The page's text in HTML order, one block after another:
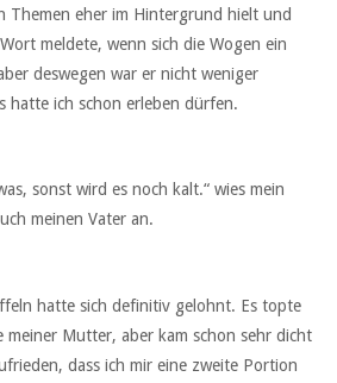
Themen eher im Hintergrund hielt und
meldete, wenn sich die Wogen ein
deswegen war er nicht weniger
hatte ich schon erleben dürfen.
sonst wird es noch kalt.“ wies mein
meinen Vater an.
hatte sich definitiv gelohnt. Es topte
meiner Mutter, aber kam schon sehr dicht
dass ich mir eine zweite Portion